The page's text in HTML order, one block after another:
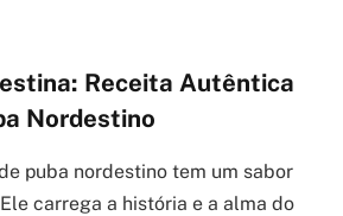
Receita Autêntica
Nordestino
puba nordestino tem um sabor
carrega a história e a alma do